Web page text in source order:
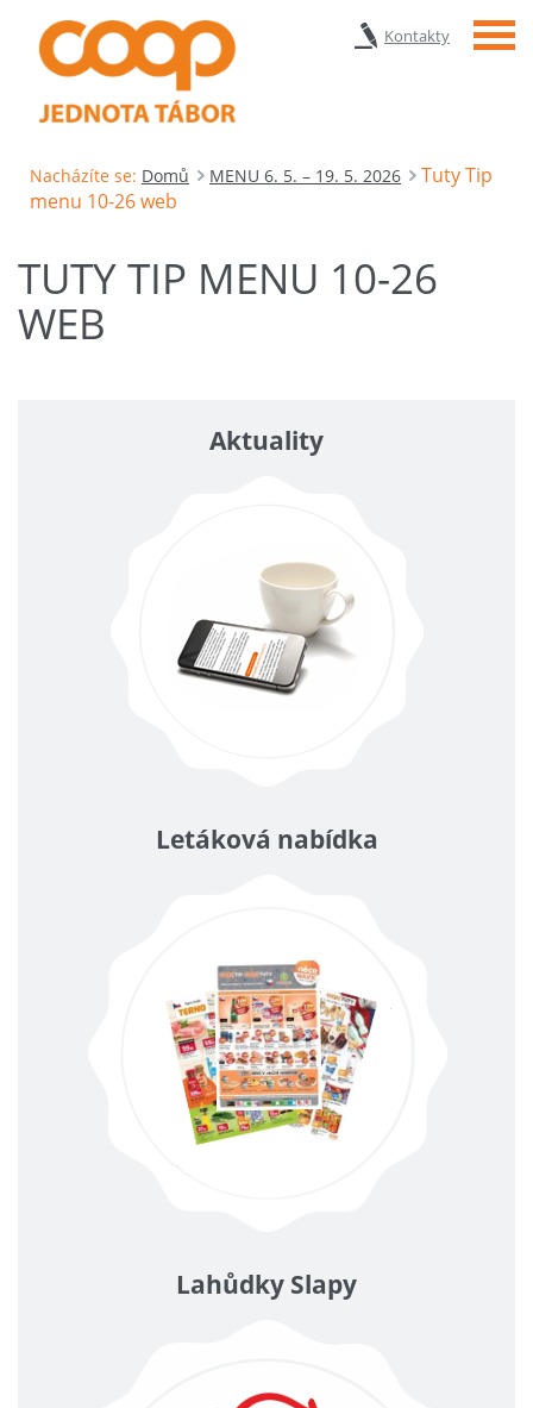
Kontakty Menu
Nacházíte se: Domů MENU 6. 5. – 19. 5. 2026
Tuty Tip
menu 10-26 web
TUTY TIP MENU 10-26
WEB
Aktuality
Letáková nabídka
Lahůdky Slapy